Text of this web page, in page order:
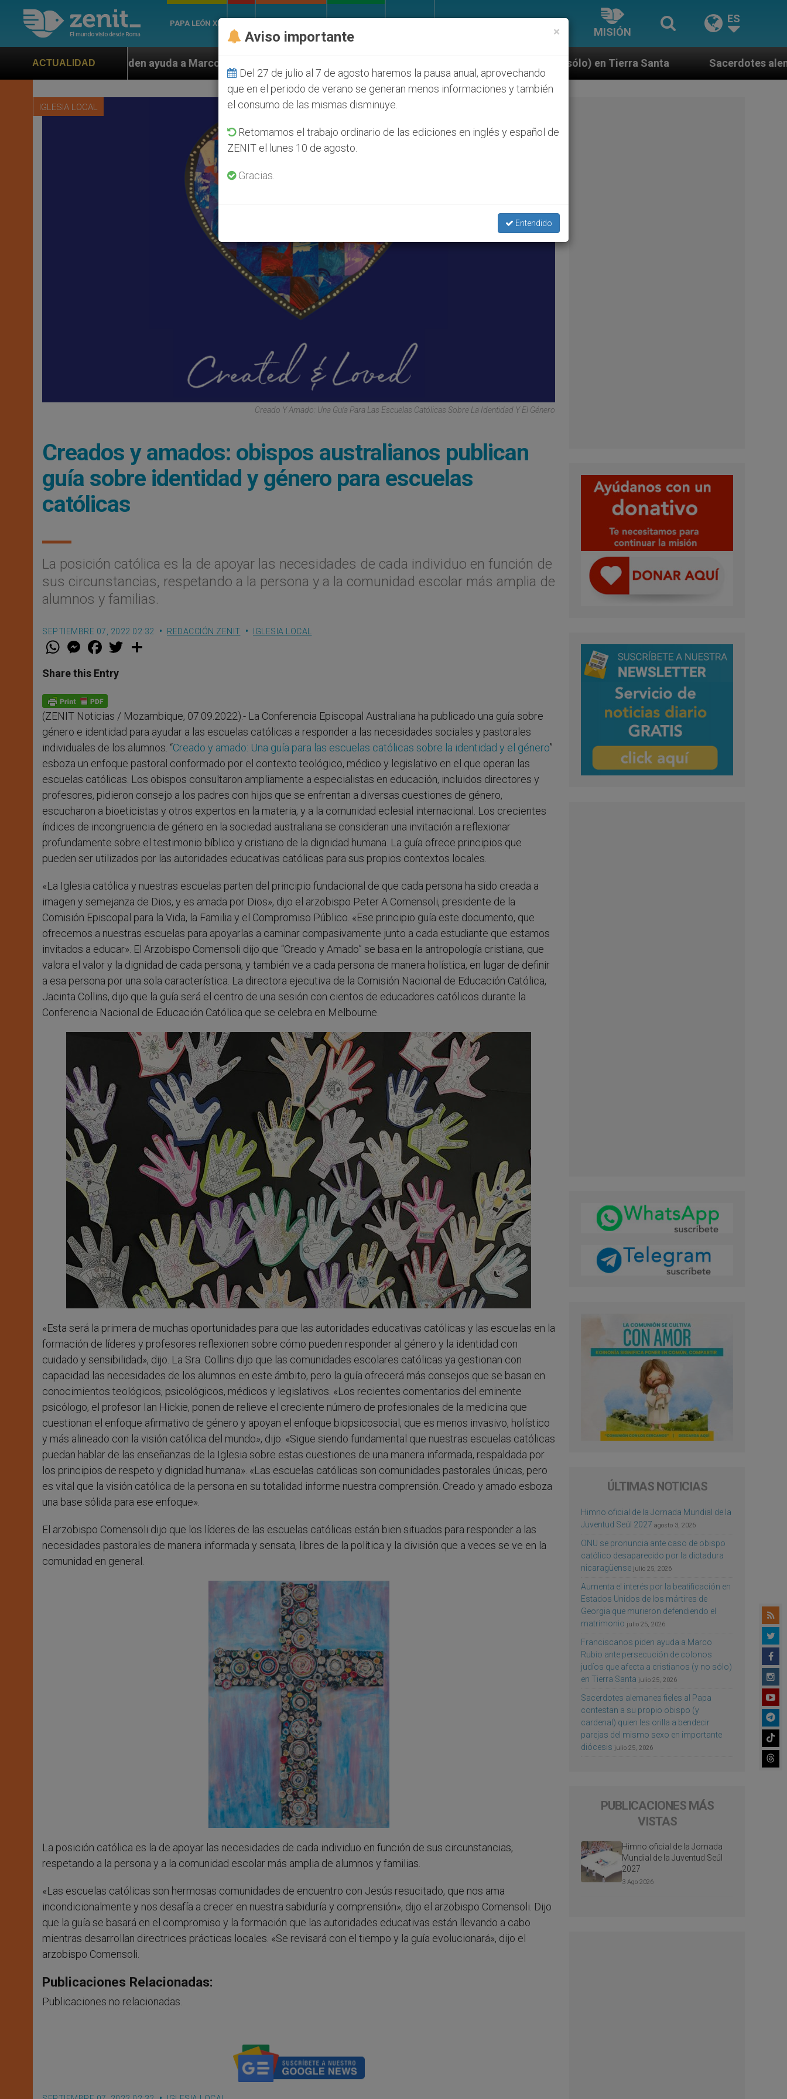
PAPA LEÓN XIV
MISIÓN
ES
ACTUALIDAD
ayuda a Marco Rubio ante persecución de colonos judíos que afecta a cristianos (y no sólo) en Tierra Santa Sacerdotes alemanes fieles al Papa
IGLESIA LOCAL
Creado Y Amado: Una Guía Para Las Escuelas Católicas Sobre La Identidad Y El Género
Creados y amados: obispos australianos publican
guía sobre identidad y género para escuelas
católicas
La posición católica es la de apoyar las necesidades de cada individuo en función de
sus circunstancias, respetando a la persona y a la comunidad escolar más amplia de
alumnos y familias.
SEPTIEMBRE 07, 2022 02:32 REDACCIÓN ZENIT IGLESIA LOCAL
W
t
s
p
p
M
e
s
e
g
e
r
F
a
e
b
o
k
w
Share this Entry
(ZENIT Noticias / Mozambique, 07.09.2022).- La Conferencia Episcopal Australiana ha publicado una guía sobre
género e identidad para ayudar a las escuelas católicas a responder a las necesidades sociales y pastorales
individuales de los alumnos. “Creado y amado: Una guía para las escuelas católicas sobre la identidad y el género”
esboza un enfoque pastoral conformado por el contexto teológico, médico y legislativo en el que operan las
escuelas católicas. Los obispos consultaron ampliamente a especialistas en educación, incluidos directores y
profesores, pidieron consejo a los padres con hijos que se enfrentan a diversas cuestiones de género,
escucharon a bioeticistas y otros expertos en la materia, y a la comunidad eclesial internacional. Los crecientes
índices de incongruencia de género en la sociedad australiana se consideran una invitación a reflexionar
profundamente sobre el testimonio bíblico y cristiano de la dignidad humana. La guía ofrece principios que
pueden ser utilizados por las autoridades educativas católicas para sus propios contextos locales.
«La Iglesia católica y nuestras escuelas parten del principio fundacional de que cada persona ha sido creada a
imagen y semejanza de Dios, y es amada por Dios», dijo el arzobispo Peter A Comensoli, presidente de la
Comisión Episcopal para la Vida, la Familia y el Compromiso Público. «Ese principio guía este documento, que
ofrecemos a nuestras escuelas para apoyarlas a caminar compasivamente junto a cada estudiante que estamos
invitados a educar». El Arzobispo Comensoli dijo que “Creado y Amado” se basa en la antropología cristiana, que
valora el valor y la dignidad de cada persona, y también ve a cada persona de manera holística, en lugar de definir
a esa persona por una sola característica. La directora ejecutiva de la Comisión Nacional de Educación Católica,
Jacinta Collins, dijo que la guía será el centro de una sesión con cientos de educadores católicos durante la
Conferencia Nacional de Educación Católica que se celebra en Melbourne.
«Esta será la primera de muchas oportunidades para que las autoridades educativas católicas y las escuelas en la
formación de líderes y profesores reflexionen sobre cómo pueden responder al género y la identidad con
cuidado y sensibilidad», dijo. La Sra. Collins dijo que las comunidades escolares católicas ya gestionan con
capacidad las necesidades de los alumnos en este ámbito, pero la guía ofrecerá más consejos que se basan en
conocimientos teológicos, psicológicos, médicos y legislativos. «Los recientes comentarios del eminente
psicólogo, el profesor Ian Hickie, ponen de relieve el creciente número de profesionales de la medicina que
cuestionan el enfoque afirmativo de género y apoyan el enfoque biopsicosocial, que es menos invasivo, holístico
y más alineado con la visión católica del mundo», dijo. «Sigue siendo fundamental que nuestras escuelas católicas
puedan hablar de las enseñanzas de la Iglesia sobre estas cuestiones de una manera informada, respaldada por
los principios de respeto y dignidad humana». «Las escuelas católicas son comunidades pastorales únicas, pero
es vital que la visión católica de la persona en su totalidad informe nuestra comprensión. Creado y amado esboza
una base sólida para ese enfoque».
El arzobispo Comensoli dijo que los líderes de las escuelas católicas están bien situados para responder a las
necesidades pastorales de manera informada y sensata, libres de la política y la división que a veces se ve en la
comunidad en general.
La posición católica es la de apoyar las necesidades de cada individuo en función de sus circunstancias,
respetando a la persona y a la comunidad escolar más amplia de alumnos y familias.
«Las escuelas católicas son hermosas comunidades de encuentro con Jesús resucitado, que nos ama
incondicionalmente y nos desafía a crecer en nuestra sabiduría y comprensión», dijo el arzobispo Comensoli. Dijo
que la guía se basará en el compromiso y la formación que las autoridades educativas están llevando a cabo
mientras desarrollan directrices prácticas locales. «Se revisará con el tiempo y la guía evolucionará», dijo el
arzobispo Comensoli.
Publicaciones Relacionadas:
Publicaciones no relacionadas.
ÚLTIMAS NOTICIAS
Himno oficial de la Jornada Mundial de la
Juventud Seúl 2027 agosto 3, 2026
ONU se pronuncia ante caso de obispo
católico desaparecido por la dictadura
nicaragüense julio 25, 2026
Aumenta el interés por la beatificación en
Estados Unidos de los mártires de
Georgia que murieron defendiendo el
matrimonio julio 25, 2026
Franciscanos piden ayuda a Marco
Rubio ante persecución de colonos
judíos que afecta a cristianos (y no sólo)
en Tierra Santa julio 25, 2026
Sacerdotes alemanes fieles al Papa
contestan a su propio obispo (y
cardenal) quien les orilla a bendecir
parejas del mismo sexo en importante
diócesis julio 25, 2026
PUBLICACIONES MÁS
VISTAS
Himno oficial de la Jornada
Mundial de la Juventud Seúl
2027
3 Ago 2026
×
Aviso importante
Del 27 de julio al 7 de agosto haremos la pausa anual, aprovechando
que en el periodo de verano se generan menos informaciones y también
el consumo de las mismas disminuye.
Retomamos el trabajo ordinario de las ediciones en inglés y español de
ZENIT el lunes 10 de agosto.
Gracias.
Entendido